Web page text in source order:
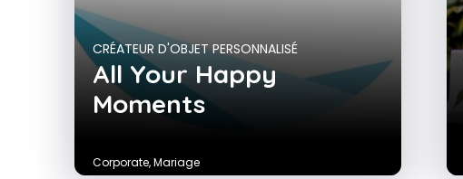
CRÉATEUR D'OBJET PERSONNALISÉ
All Your Happy
Moments
Corporate,Mariage